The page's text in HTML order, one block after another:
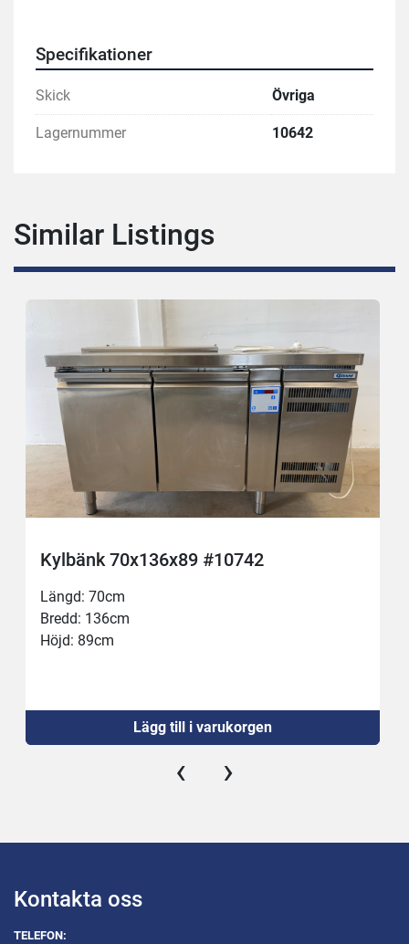
Specifikationer
Skick Övriga
Lagernummer 10642
Similar Listings
Kylbänk 70x136x89 #10742
Längd: 70cm
Bredd: 136cm
Höjd: 89cm
Lägg till i varukorgen
‹ ›
Kontakta oss
TELEFON: